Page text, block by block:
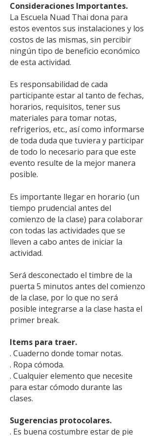
Consideraciones Importantes.
La Escuela Nuad Thai dona para
estos eventos sus instalaciones y los
costos de las mismas, sin percibir
ningún tipo de beneficio económico
de esta actividad.
Es responsabilidad de cada
participante estar al tanto de fechas,
horarios, requisitos, tener sus
materiales para tomar notas,
refrigerios, etc., así como informarse
de toda duda que tuviera y participar
de todo lo necesario para que este
evento resulte de la mejor manera
posible.
Es importante llegar en horario (un
tiempo prudencial antes del
comienzo de la clase) para colaborar
con todas las actividades que se
lleven a cabo antes de iniciar la
actividad.
Será desconectado el timbre de la
puerta 5 minutos antes del comienzo
de la clase, por lo que no será
posible integrarse a la clase hasta el
primer break.
Items para traer.
. Cuaderno donde tomar notas.
. Ropa cómoda.
. Cualquier elemento que necesite
para estar cómodo durante las
clases.
Sugerencias protocolares.
. Es buena costumbre estar de pie